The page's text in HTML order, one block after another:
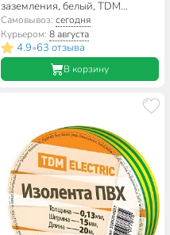
заземления, белый, TDM
Electric, SQ1806-0023
Самовывоз: сегодня
Курьером: 8 августа
4.9•63 отзыва
В корзину